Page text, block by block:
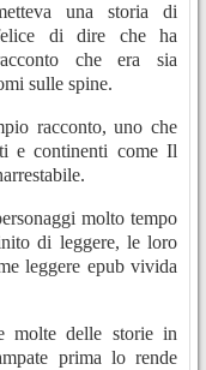
una storia di
di dire che ha
che era sia
sulle spine.
racconto, uno che
e continenti come Il
molto tempo
di leggere, le loro
leggere epub vivida
molte delle storie in
prima lo rende